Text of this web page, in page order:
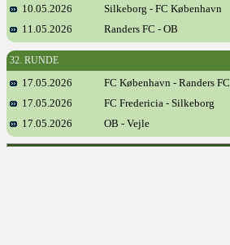
10.05.2026
Silkeborg - FC København
11.05.2026
Randers FC - OB
32. RUNDE
17.05.2026
FC København - Randers FC
17.05.2026
FC Fredericia - Silkeborg
17.05.2026
OB - Vejle